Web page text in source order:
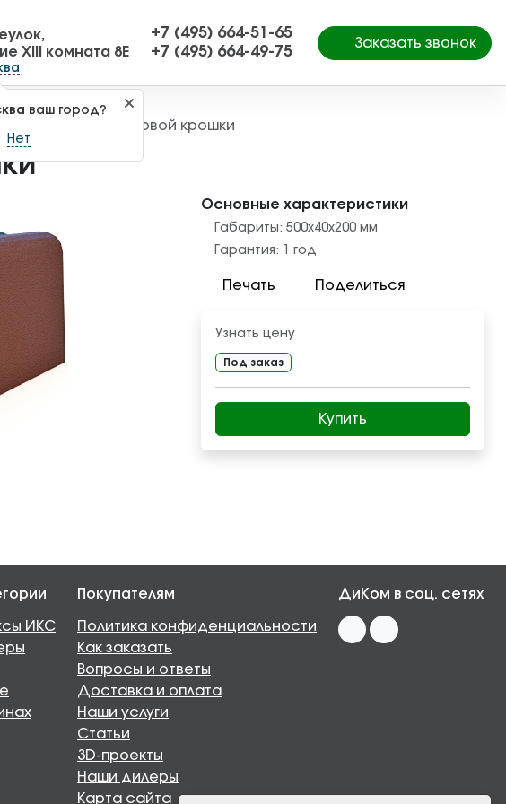
XIII комната 8Е
ваш город?
Нет
+7 (495) 664-51-65
+7 (495) 664-49-75
Заказать звонок
Бордюр из резиновой крошки
Основные характеристики
Габариты: 500х40х200 мм
Гарантия:
1 год
Печать Поделиться
Узнать цену
Под заказ
Купить
ИКС
Покупателям
Политика конфиденциальности
Как заказать
Вопросы и ответы
Доставка и оплата
Наши услуги
Статьи
3D-проекты
Наши дилеры
Карта сайта
ДиКом в соц. сетях